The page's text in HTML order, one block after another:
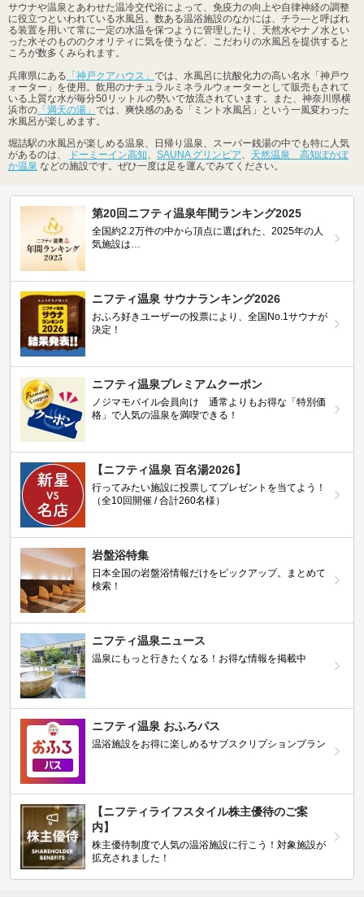
サウナや温泉とあわせた温冷交代浴によって、免疫力の向上や自律神経の調整
に役立つといわれている水風呂。数ある温浴施設のなかには、チラ―と呼ばれ
る装置を用いて常に一定の水温を保つように管理したり、天然水やナノ水とい
った水そのもののクオリティに気を使うなど、こだわりの水風呂を提供すると
ころが数多くみられます。
兵庫県にある 「神戸クアハウス」 では、水風呂に抗酸化力の高い名水「神戸ウ
ォーター」を使用。飲用のナチュラルミネラルウォーターとして販売もされて
いる上質な水が毎分50リットルの勢いで放流されています。また、神奈川県横
浜市の 「満天の湯」 では、爽快感のある「ミント水風呂」という一風変わった
水風呂が楽しめます。
堀詰駅の水風呂が楽しめる温泉、日帰り温泉、スーパー銭湯の中でも特に人気
があるのは、
ドーミーイン高知 SAUNA グリンピア
天然温泉 高知ぽかぽ
か温泉 などの施設です。ぜひ一度は足を運んでみてください。
第20回ニフティ温泉年間ランキング2025
全国約2.2万件の中から頂点に選ばれた、2025年の人
気施設は…
ニフティ温泉 サウナランキング2026
おふろ好きユーザーの投票により、全国No.1サウナが
決定！
ニフティ温泉プレミアムクーポン
ノジマモバイル会員向け 通常よりもお得な「特別価
格」で人気の温泉を満喫できる！
【ニフティ温泉 百名湯2026】
行ってみたい施設に投票してプレゼントを当てよう！
（全10回開催 / 合計260名様）
岩盤浴特集
日本全国の岩盤浴情報だけをピックアップ。まとめて
検索！
ニフティ温泉ニュース
温泉にもっと行きたくなる！お得な情報を掲載中
ニフティ温泉 おふろパス
温浴施設をお得に楽しめるサブスクリプションプラン
【ニフティライフスタイル株主優待のご案
内】
株主優待制度で人気の温浴施設に行こう！対象施設が
拡充されました！